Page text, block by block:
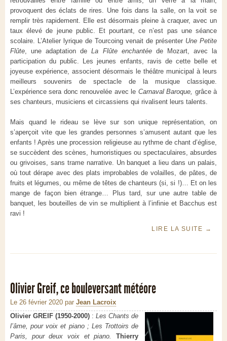
provoquent des éclats de rires. Une fois dans la salle, on la voit se
remplir très rapidement. Elle est désormais pleine à craquer, avec un
taux élevé de jeune public. Et pourtant, ce n’est pas une séance
scolaire. L’Atelier lyrique de Tourcoing venait de présenter Une Petite
Flûte, une adaptation deLa Flûte enchantéede Mozart, avec la
participation du public. Les jeunes enfants, ravis de cette belle et
joyeuse expérience, associent désormais le théâtre municipal à leurs
meilleurs souvenirs de spectacle de la musique classique.
L’expérience sera donc renouvelée avec le Carnaval Baroque, grâce à
ses chanteurs, musiciens et circassiens qui rivalisent leurs talents.
Mais quand le rideau se lève sur son unique représentation, on
s’aperçoit vite que les grandes personnes s’amusent autant que les
enfants ! Après une procession religieuse au rythme de chant d’église,
se succèdent des scènes, humoristiques ou spectaculaires, absurdes
ou grivoises, sans trame narrative. Un banquet a lieu dans un palais,
où tout dérape avec des plats improbables de volailles, de pâtes, de
fruits et légumes, ou même de têtes de chanteurs (si, si !)… Et on les
mange de façon bien étrange… Plus tard, sur une autre table de
banquet, les bouteilles de vin se multiplient à l’infinie et Bacchus est
ravi !
LIRE LA SUITE →
Olivier Greif, ce bouleversant météore
Le 26 février 2020 par Jean Lacroix
Olivier GREIF (1950-2000) : Les Chants de
l’âme, pour voix et piano ; Les Trottoirs de
Paris, pour deux voix et piano. Thierry